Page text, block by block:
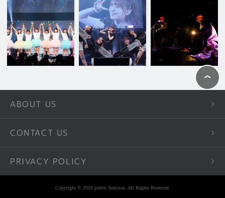
ABOUT US
CONTACT US
PRIVACY POLICY
Copyright © 2016 public function. All Rights Reserved.